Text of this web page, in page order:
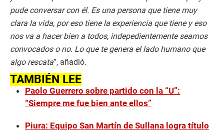
pude conversar con él. Es una persona que tiene muy
clara la vida, por eso tiene la experiencia que tiene y eso
nos va a hacer bien a todos, indepedientemente seamos
convocados o no. Lo que te genera el lado humano que
algo rescata”, añadió.
TAMBIÉN LEE
Paolo Guerrero sobre partido con la “U”:
“Siempre me fue bien ante ellos”
Piura: Equipo San Martín de Sullana logra título